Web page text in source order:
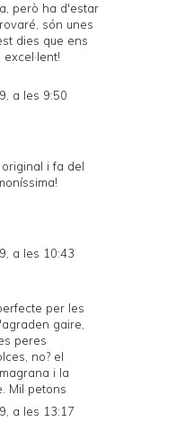
però ha d'estar
són unes
dies que ens
a les 9:50
i fa del
a les 10:43
per les
gaire,
peres
no? el
i la
Mil petons
a les 13:17